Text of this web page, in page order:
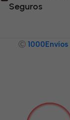
Seguros
Ⓒ 1000Envíos